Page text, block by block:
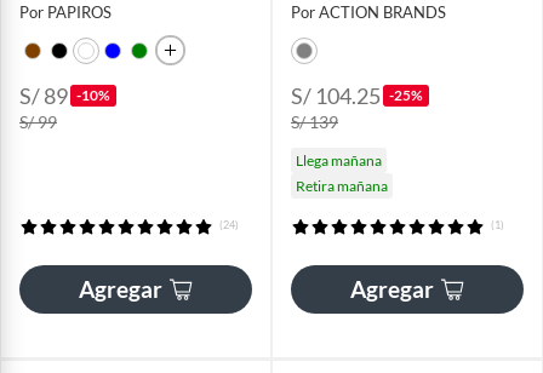
Por PAPIROS
S/ 89 -10%
S/ 99
(24)
Agregar
Por ACTION BRANDS
S/ 104.25 -25%
S/ 139
Llega mañana
Retira mañana
(1)
Agregar